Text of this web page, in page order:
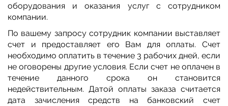
оборудования и оказания услуг с сотрудником
компании.
По вашему запросу сотрудник компании выставляет
счет и предоставляет его Вам для оплаты. Счет
необходимо оплатить в течение 3 рабочих дней, если
не оговорены другие условия. Если счет не оплачен в
течение данного срока он становится
недействительным. Датой оплаты заказа считается
дата зачисления средств на банковский счет